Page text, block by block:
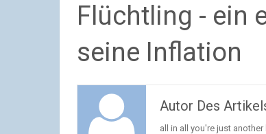
Flüchtling - ein
seine Inflation
Autor Des
all in all you're just another